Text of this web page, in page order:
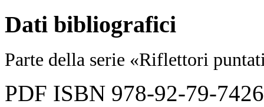
Dati bibliografici
Parte della serie «Riflettori
PDF ISBN 978-92-79-